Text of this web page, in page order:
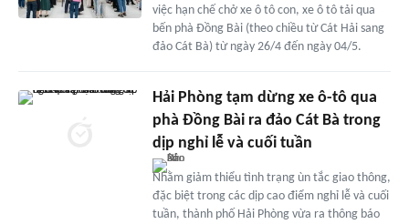
việc hạn chế chở xe ô tô con, xe ô tô tải qua
bến phà Đồng Bài (theo chiều từ Cát Hải sang
đảo Cát Bà) từ ngày 26/4 đến ngày 04/5.
Hải Phòng tạm dừng xe ô-tô qua
phà Đồng Bài ra đảo Cát Bà trong
dịp nghỉ lễ và cuối tuần
Nhằm giảm thiểu tình trạng ùn tắc giao thông,
đặc biệt trong các dịp cao điểm nghỉ lễ và cuối
tuần, thành phố Hải Phòng vừa ra thông báo